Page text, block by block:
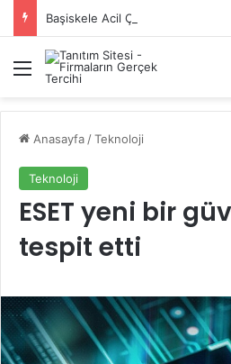
Başiskele Acil Çilingir Hizmeti
Menü
Anasayfa /Teknoloji
Teknoloji
ESET yeni bir
tespit etti